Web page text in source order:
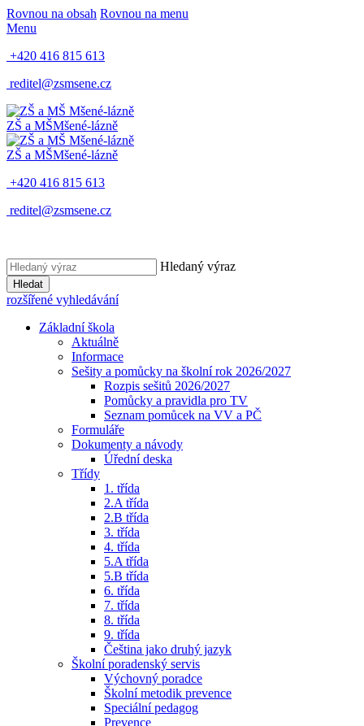
Rovnou na obsah Rovnou na menu
Menu
+420 416 815 613
reditel@zsmsene.cz
ZŠ a MŠMšené-lázně
ZŠ a MŠMšené-lázně
+420 416 815 613
reditel@zsmsene.cz
Hledaný výraz
Hledat
rozšířené vyhledávání
Základní škola
Aktuálně
Informace
Sešity a pomůcky na školní rok 2026/2027
Rozpis sešitů 2026/2027
Pomůcky a pravidla pro TV
Seznam pomůcek na VV a PČ
Formuláře
Dokumenty a návody
Úřední deska
Třídy
1. třída
2.A třída
2.B třída
3. třída
4. třída
5.A třída
5.B třída
6. třída
7. třída
8. třída
9. třída
Čeština jako druhý jazyk
Školní poradenský servis
Výchovný poradce
Školní metodik prevence
Speciální pedagog
Prevence